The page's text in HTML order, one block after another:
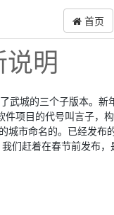
首页
明
武城的三个子版本。新
项目的代号叫言子，
城市命名的。已经发布
们赶着在春节前发布